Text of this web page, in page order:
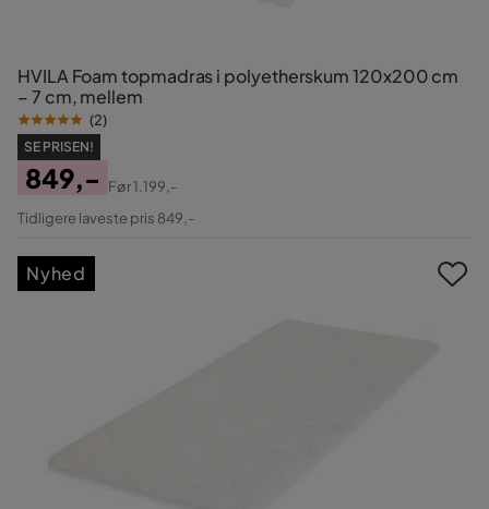
HVILA Foam topmadras i polyetherskum 120x200 cm
– 7 cm, mellem
(2)
SE PRISEN!
Pris
849,-
Original
Før1.199,-
Tidligere laveste pris 849,-
Nyhed